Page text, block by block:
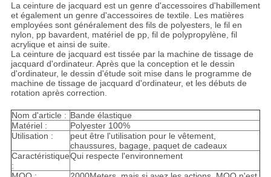
La ceinture de jacquard est un genre d'accessoires d'habillement
et également un genre d'accessoires de textile. Les matières
employées sont généralement des fils de polyesters, le fil en
nylon, pp bavardent, matériel de pp, fil de polypropylène, fil
acrylique et ainsi de suite.
La ceinture de jacquard est tissée par la machine de tissage de
jacquard d'ordinateur. Après que la conception et le dessin
d'ordinateur, le dessin d'étude soit mise dans le programme de
machine de tissage de jacquard d'ordinateur, et les débuts de
rotation après correction.
Nom d'article : Bande élastique
Matériel :
Polyester 100%
Utilisation :
peut être l'utilisation pour le vêtement,
chaussures, bagage, paquet de cadeaux
Caractéristique
:
Qui respecte l'environnement